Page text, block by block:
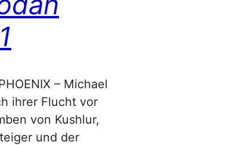
– Michael
ihrer Flucht vor
von Kushlur,
und der